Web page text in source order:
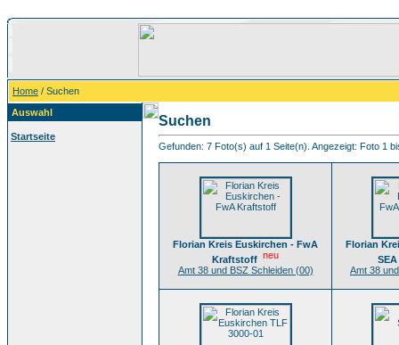
Home / Suchen
Auswahl
Startseite
Suchen
Gefunden: 7 Foto(s) auf 1 Seite(n). Angezeigt: Foto 1
Florian Kreis Euskirchen - FwA
Kraftstoff neu
Amt 38 und BSZ Schleiden (00)
Florian
SEA
Amt 38